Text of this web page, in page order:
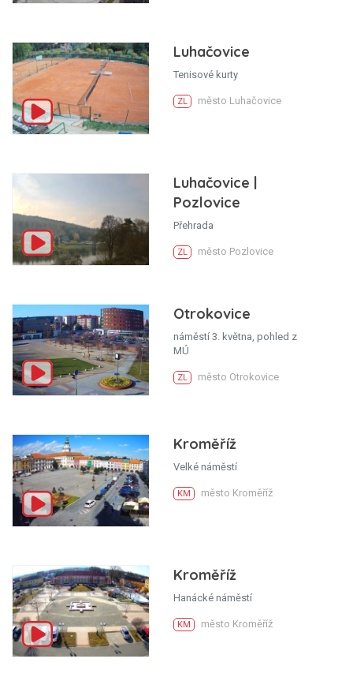
Luhačovice
Tenisové kurty
ZL město Luhačovice
Luhačovice |
Pozlovice
Přehrada
ZL město Pozlovice
Otrokovice
náměstí 3. května, pohled z
MÚ
ZL město Otrokovice
Kroměříž
Velké náměstí
KM město Kroměříž
Kroměříž
Hanácké náměstí
KM město Kroměříž